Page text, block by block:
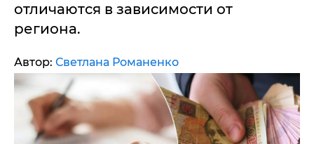
отличаются в зависимости от
региона.
Автор: Светлана Романенко